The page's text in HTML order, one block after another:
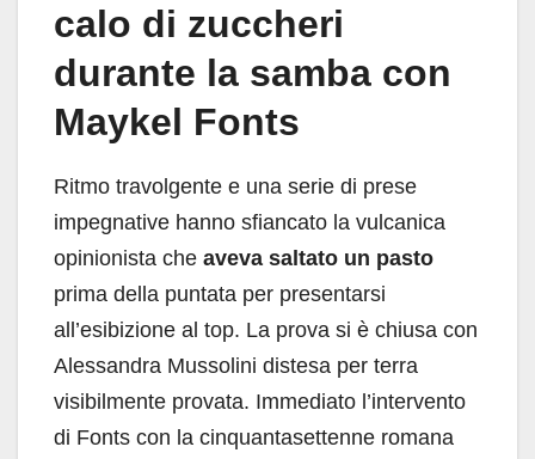
calo di zuccheri
durante la samba con
Maykel Fonts
Ritmo travolgente e una serie di prese
impegnative hanno sfiancato la vulcanica
opinionista che aveva saltato un pasto
prima della puntata per presentarsi
all’esibizione al top. La prova si è chiusa con
Alessandra Mussolini distesa per terra
visibilmente provata. Immediato l’intervento
di Fonts con la cinquantasettenne romana